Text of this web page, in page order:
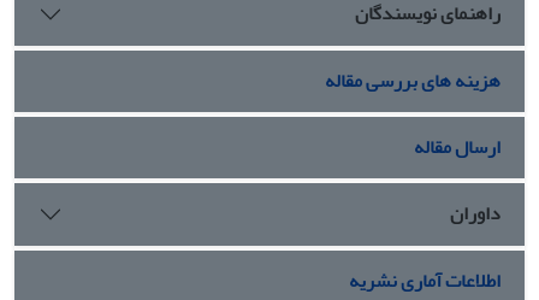
نیاز، در نبرد با سپاه دشمن حاضر می شدند و در بسیاری از موارد،
جنگ را به نفع سپاه خویش تغییر می‌دادند.
راهنمای نویسندگان
هزینه های بررسی مقاله
ارسال مقاله
داوران
اطلاعات آماری نشریه